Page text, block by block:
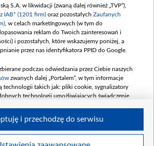
Centrum Europy
O nas
Kontakt
Informacje o nadawcy
Serwisy partnerskie
belsat.eu
slava.tv
tvpworld.com
vot-tak.tv
Moje zgody
S.A. w likwidacji (zwaną dalej również „TVP”),
IAB* (1201 firm) oraz pozostałych Zaufanych
, w celach marketingowych (w tym do
reklam do Twoich zainteresowań i
i pozostałych, które wskazujemy poniżej, a
przez nas identyfikatora PPID do Google.
podczas odwiedzania przez Ciebie naszych
zwanych dalej „Portalem”, w tym informacje
technologii takich jak: pliki cookie, sygnalizatory
technologii umożliwiających świadczenie
podczas odwiedzania przez Ciebie
i przechodzę do serwisu